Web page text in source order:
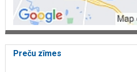
Preču zīmes